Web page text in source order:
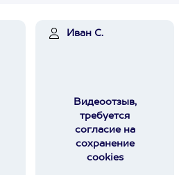
Иван С.
Видеоотзыв,
требуется
согласие на
сохранение
cookies